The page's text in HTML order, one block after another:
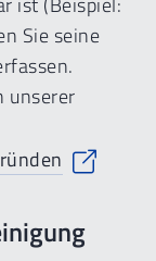
Sie seine
unserer